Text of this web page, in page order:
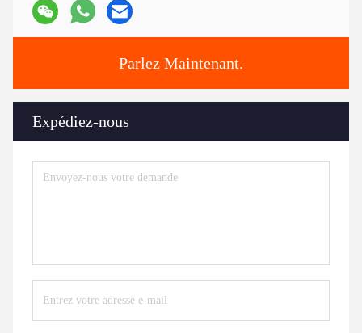
Parlez Maintenant.
Expédiez-nous